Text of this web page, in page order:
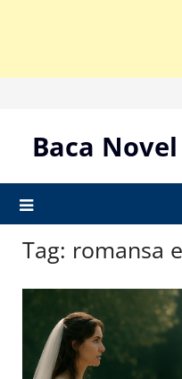
contentBaca
Tag: romansa